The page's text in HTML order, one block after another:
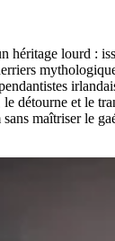
héritage lourd :
détourne et le
maîtriser le